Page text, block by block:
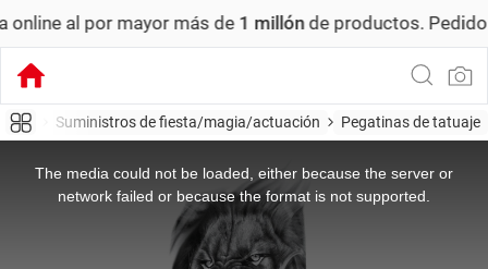
mayor más de1 millónde productos. Pedido mínimo:
Suministros de fiesta/magia/actuación Pegatinas de tatuaje
The media could not be loaded, either because the server or
network failed or because the format is not supported.